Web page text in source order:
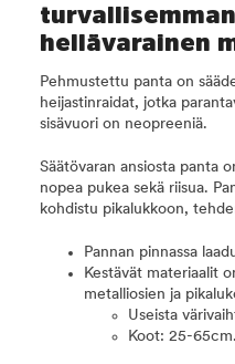
hellävarainen
Pehmustettu panta on
heijastinraidat, jotka
sisävuori on neopreeniä.
Säätövaran ansiosta panta
nopea pukea sekä riisua.
kohdistu pikalukkoon,
Pannan pinnassa
Kestävät materiaalit
metalliosien ja
Useista
Koot: 25-65cm.